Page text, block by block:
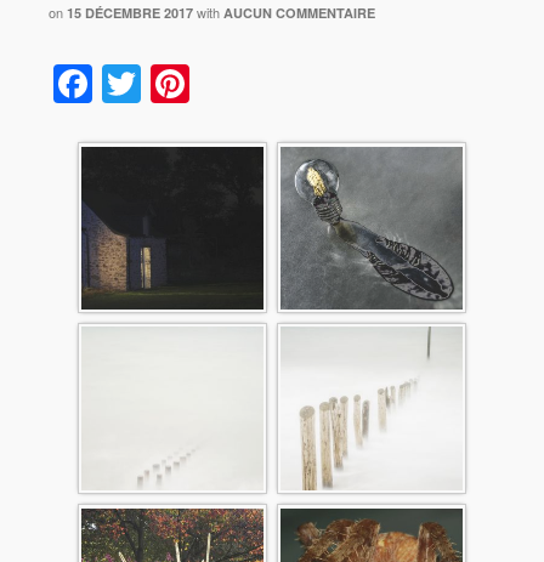
on 15 DÉCEMBRE 2017 with AUCUN COMMENTAIRE
Facebook
Twitter